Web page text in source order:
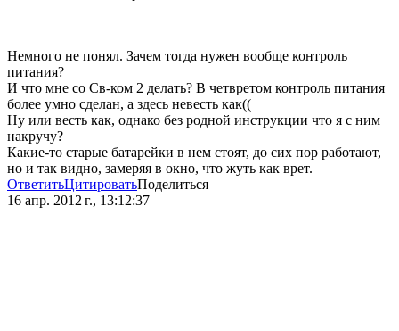
Немного не понял. Зачем тогда нужен вообще контроль
питания?
И что мне со Св-ком 2 делать? В четвретом контроль питания
более умно сделан, а здесь невесть как((
Ну или весть как, однако без родной инструкции что я с ним
накручу?
Какие-то старые батарейки в нем стоят, до сих пор работают,
но и так видно, замеряя в окно, что жуть как врет.
ОтветитьЦитироватьПоделиться
16 апр. 2012 г., 13:12:37